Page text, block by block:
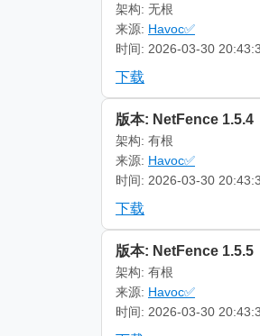
架构: 无根
来源: Havoc✅
时间: 2026-03-30
下载
版本: NetFence 1.5.4
架构: 有根
来源: Havoc✅
时间: 2026-03-30
下载
版本: NetFence 1.5.5
架构: 有根
来源: Havoc✅
时间: 2026-03-30